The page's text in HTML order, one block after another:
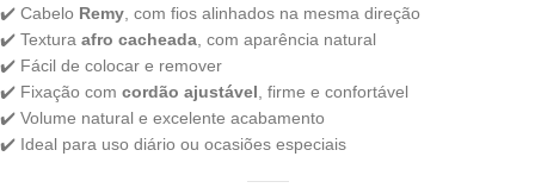
✔️ Cabelo Remy, com fios alinhados na mesma direção
✔️ Textura afro cacheada, com aparência natural
✔️ Fácil de colocar e remover
✔️ Fixação com cordão ajustável, firme e confortável
✔️ Volume natural e excelente acabamento
✔️ Ideal para uso diário ou ocasiões especiais